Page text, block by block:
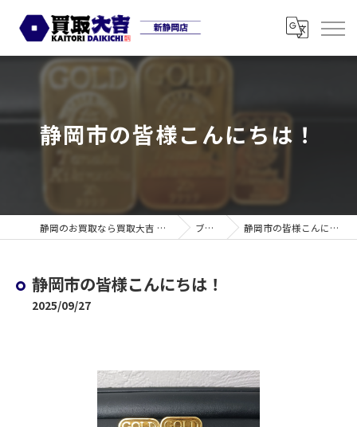
静岡市の皆様こんにちは！
静岡のお買取なら買取大吉 新静岡店 ブログ 静岡市の皆様こんにちは！
静岡市の皆様こんにちは！
2025/09/27